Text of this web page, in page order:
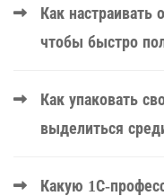
Как настраивать
чтобы быстро
Как упаковать
выделиться
Какую 1С-